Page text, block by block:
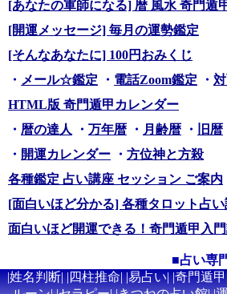
[あなたの軍師になる] 暦 風水 奇門遁
[開運メッセージ] 毎月の運勢鑑定
[そんなあなたに] 100円おみくじ
・ メール☆鑑定 ・ 電話Zoom鑑定 ・
HTML版 奇門遁甲カレンダー
・ 暦の達人 ・ 万年暦 ・ 月齢暦 ・
旧暦
・ 開運カレンダー ・ 方位神と方殺
各種鑑定 占い講座 セッション ご案内
[面白いほど分かる] 各種タロット占
面白いほど開運できる！奇門遁甲入
■占い専
|姓名判断| |四柱推命| |易占い| |奇門遁甲